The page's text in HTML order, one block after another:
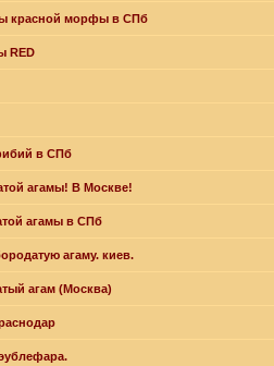
красной морфы в СПб
RED
в СПб
агамы! В Москве!
агамы в СПб
агаму. киев.
агам (Москва)